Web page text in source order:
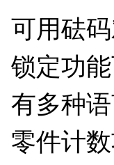
可用砝
锁定功
有多种
零件计